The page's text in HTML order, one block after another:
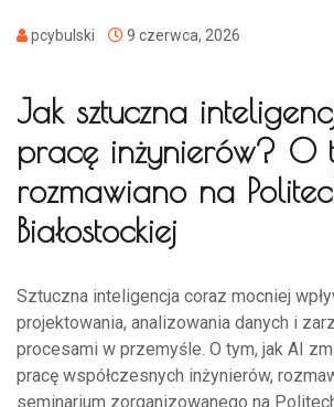
pcybulski 9 czerwca, 2026
Jak sztuczna
pracę inżynierów? O
rozmawiano na
Białostockiej
Sztuczna inteligencja coraz mocniej
projektowania, analizowania danych i
procesami w przemyśle. O tym, jak AI
pracę współczesnych inżynierów,
seminarium zorganizowanego na